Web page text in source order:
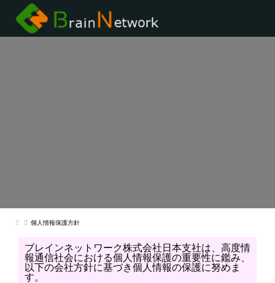
個人情報保護方針
ブレインネットワーク株式会社日本支社は、高度情
報通信社会における個人情報保護の重要性に鑑み、
以下の会社方針に基づき個人情報の保護に努めま
す。